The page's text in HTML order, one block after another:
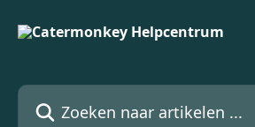
Zoeken naar artikelen ...